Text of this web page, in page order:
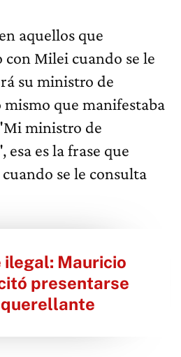
aquellos que
con Milei cuando se le
su ministro de
mismo que manifestaba
ministro de
esa es la frase que
se le consulta
ilegal: Mauricio
presentarse